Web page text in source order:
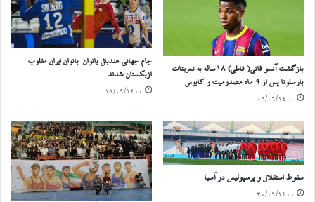
بازگشت آنسو فاتی( فاطی) ۱۸ساله به تمرینات
بارسلونا پس از ۹ ماه مصدومیت و کابوس
۰۵/۰۶/۱۴۰۰
جام جهانی هندبال بانوان| بانوان ایران مغلوب
ازبکستان شدند
۱۸/۰۹/۱۴۰۰
سقوط استقلال و پرسپولیس در آسیا
۳۰/۰۶/۱۴۰۰